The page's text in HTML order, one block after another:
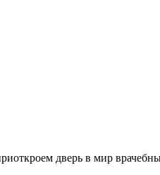
дверь в мир